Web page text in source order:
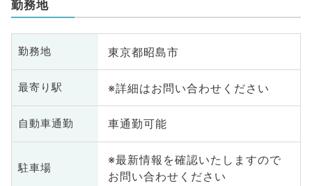
勤務地
勤務地 東京都昭島市
最寄り駅 ※詳細はお問い合わせください
自動車通勤 車通勤可能
駐車場
※最新情報を確認いたしますので
お問い合わせください